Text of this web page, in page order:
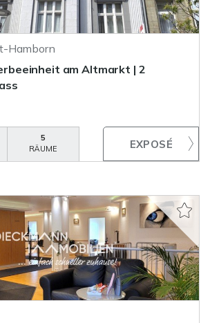
Hamborn
am Altmarkt | 2
5
RÄUME